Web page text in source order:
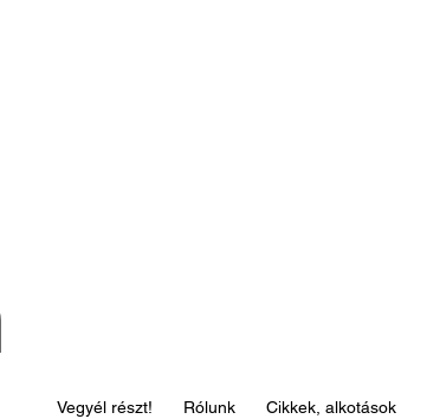
Vegyél részt! Rólunk Cikkek, alkotások